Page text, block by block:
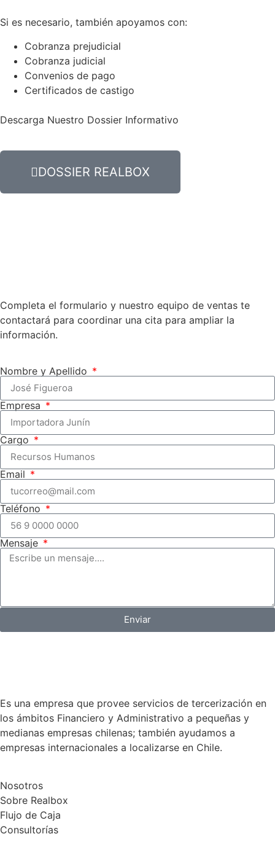
Si es necesario, también apoyamos con:
Cobranza prejudicial
Cobranza judicial
Convenios de pago
Certificados de castigo
Descarga Nuestro Dossier Informativo
DOSSIER REALBOX
Completa el formulario y nuestro equipo de ventas te
contactará para coordinar una cita para ampliar la
información.
Nombre y Apellido
Empresa
Cargo
Email
Teléfono
Mensaje
Enviar
Es una empresa que provee servicios de tercerización en
los ámbitos Financiero y Administrativo a pequeñas y
medianas empresas chilenas; también ayudamos a
empresas internacionales a localizarse en Chile.
Nosotros
Sobre Realbox
Flujo de Caja
Consultorías